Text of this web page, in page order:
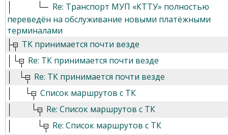
Re: Транспорт МУП «КТТУ» полностью
переведён на обслуживание новыми платёжными
терминалами
ТК принимается почти везде
Re: ТК принимается почти везде
Re: ТК принимается почти везде
Список маршрутов с ТК
Re: Список маршрутов с ТК
Re: Список маршрутов с ТК